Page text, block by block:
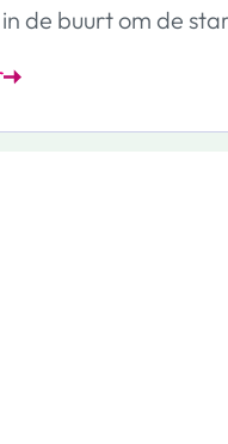
de buurt om de
in gesprek te
bellen bij alle